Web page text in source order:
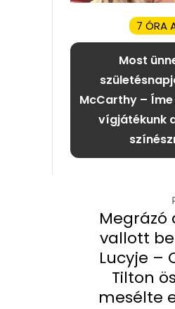
7 ÓRA
Most
McCarthy –
vígjátékunk
Megrázó
vallott
Lucyje –
Tilton
mesélte